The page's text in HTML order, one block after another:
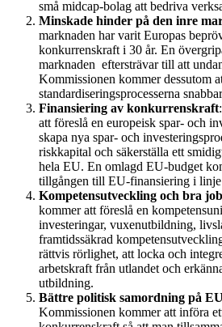
små midcap-bolag att bedriva
Minskade hinder på den inre
marknaden har varit Europas
konkurrenskraft i 30 år. En
marknaden eftersträvar till att
Kommissionen kommer dessutom
standardiseringsprocesserna
Finansiering av konkurrenskraft
att föreslå en europeisk spar- och
skapa nya spar- och
riskkapital och säkerställa ett
hela EU. En omlagd EU-budget
tillgången till EU-finansiering i
Kompetensutveckling och bra
kommer att föreslå en
investeringar, vuxenutbildning,
framtidssäkrad
rättvis rörlighet, att locka och
arbetskraft från utlandet och
utbildning.
Bättre politisk samordning på
Kommissionen kommer att införa